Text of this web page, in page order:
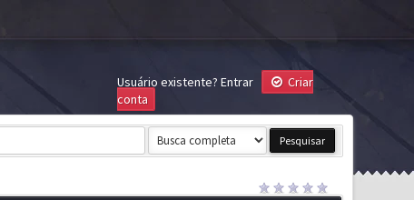
Usuário existente? Entrar
Criar
conta